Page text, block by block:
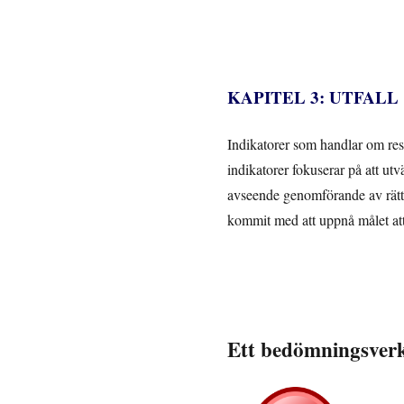
KAPITEL 3: UTFALL
Indikatorer som handlar om
indikatorer fokuserar på att
avseende genomförande av
kommit med att uppnå målet
Ett